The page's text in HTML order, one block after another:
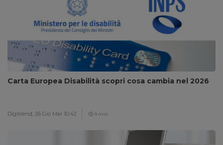
Carta Europea Disabilità scopri cosa cambia nel 2026
Digitrend, 26 Gio Mar 10:42 4 min